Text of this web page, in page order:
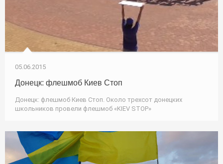
05.06.2015
Донецк: флешмоб Киев Стоп
Донецк: флешмоб Киев Стоп. Около трехсот донецких
школьников провели флешмоб «KIEV STOP»